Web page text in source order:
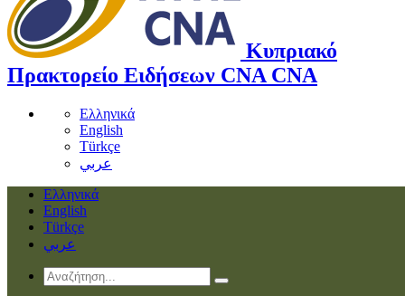
Κυπριακό
Πρακτορείο Ειδήσεων CNA CNA
Ελληνικά
English
Türkçe
عربي
Ελληνικά
English
Türkçe
عربي